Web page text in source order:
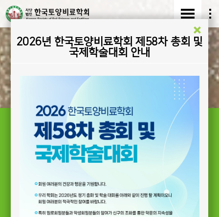
한국토양비료학회
Korean Society of Soil Science and Fertilizer
2026년 한국토양비료학회 제58차 총회 및
국제학술대회 안내